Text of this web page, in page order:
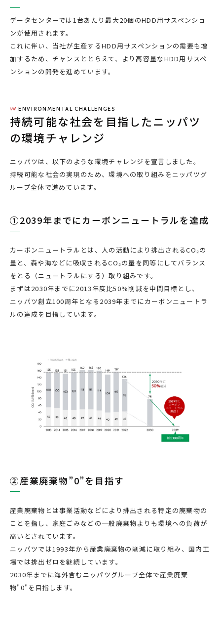
データセンターでは1台あたり最大20個のHDD用サスペンショ
ンが使用されます。
これに伴い、当社が生産するHDD用サスペンションの需要も増
加するため、チャンスととらえて、より高容量なHDD用サスペ
ンションの開発を進めています。
ENVIRONMENTAL CHALLENGES
持続可能な社会を目指したニッパツ
の環境チャレンジ
ニッパツは、以下のような環境チャレンジを宣言しました。
持続可能な社会の実現のため、環境への取り組みをニッパツグ
ループ全体で進めています。
①2039年までにカーボンニュートラルを達成
カーボンニュートラルとは、人の活動により排出されるCO₂の
量と、森や海などに吸収されるCO₂の量を同等にしてバランス
をとる（ニュートラルにする）取り組みです。
まずは2030年までに2013年度比50%削減を中間目標とし、
ニッパツ創立100周年となる2039年までにカーボンニュートラ
ルの達成を目指しています。
②産業廃棄物”0”を目指す
産業廃棄物とは事業活動などにより排出される特定の廃棄物の
ことを指し、家庭ごみなどの一般廃棄物よりも環境への負荷が
高いとされています。
ニッパツでは1993年から産業廃棄物の削減に取り組み、国内工
場では排出ゼロを継続しています。
2030年までに海外含むニッパツグループ全体で産業廃棄
物"0"を目指します。